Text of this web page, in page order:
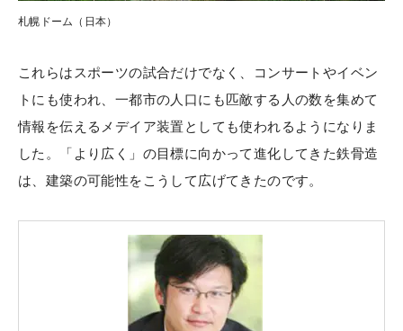
札幌ドーム（日本）
これらはスポーツの試合だけでなく、コンサートやイベン
トにも使われ、一都市の人口にも匹敵する人の数を集めて
情報を伝えるメデイア装置としても使われるようになりま
した。「より広く」の目標に向かって進化してきた鉄骨造
は、建築の可能性をこうして広げてきたのです。